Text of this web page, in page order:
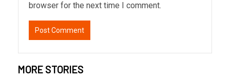
browser for the next time I comment.
MORE STORIES